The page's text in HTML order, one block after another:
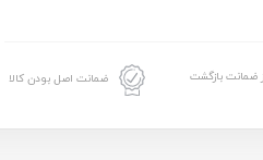
ضمانت اصل بودن کالا